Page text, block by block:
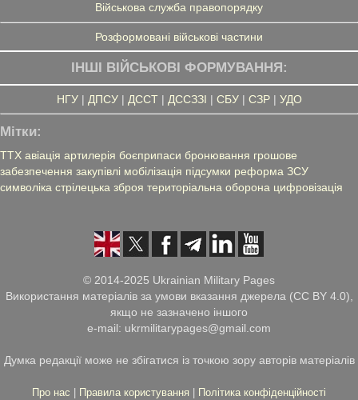
Військова служба правопорядку
Розформовані військові частини
ІНШІ ВІЙСЬКОВІ ФОРМУВАННЯ:
НГУ| ДПСУ| ДССТ| ДССЗЗІ | СБУ| СЗР| УДО
Мітки:
ТТХ авіація артилерія боєприпаси бронювання грошове
забезпечення закупівлі мобілізація підсумки реформа ЗСУ
символіка стрілецька зброя територіальна оборона цифровізація
© 2014-2025 Ukrainian Military Pages
Використання матеріалів за умови вказання джерела (CC BY 4.0),
якщо не зазначено іншого
e-mail: ukrmilitarypages@gmail.com
Думка редакції може не збігатися із точкою зору авторів матеріалів
Про нас Правила користування Політика конфіденційності